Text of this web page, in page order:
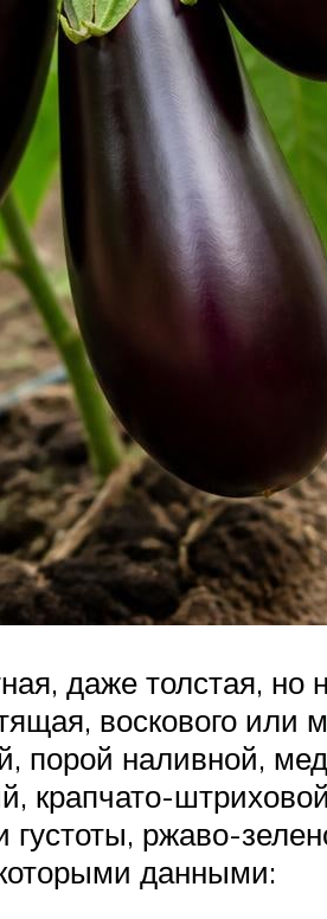
даже толстая,
воскового или
порой наливной,
крапчато-
густоты, ржаво-
данными: